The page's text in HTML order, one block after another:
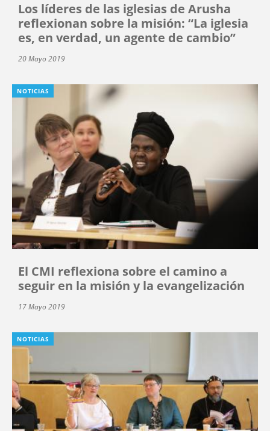
Los líderes de las iglesias de Arusha
reflexionan sobre la misión: “La iglesia
es, en verdad, un agente de cambio”
20 Mayo 2019
NOTICIAS
El CMI reflexiona sobre el camino a
seguir en la misión y la evangelización
17 Mayo 2019
NOTICIAS